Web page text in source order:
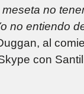
no
no entiendo
al
con